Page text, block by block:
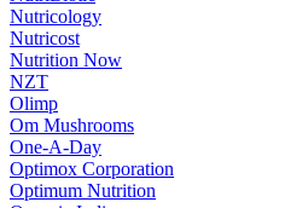
Nutricology
Nutricost
Nutrition Now
NZT
Olimp
Om Mushrooms
One-A-Day
Optimox Corporation
Optimum Nutrition